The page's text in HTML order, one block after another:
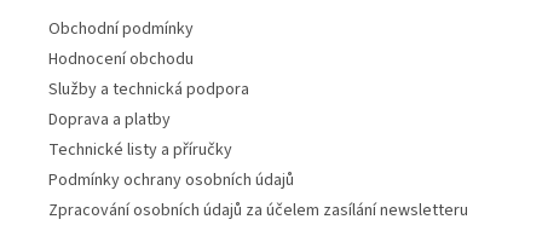
Obchodní podmínky
Hodnocení obchodu
Služby a technická podpora
Doprava a platby
Technické listy a příručky
Podmínky ochrany osobních údajů
Zpracování osobních údajů za účelem zasílání newsletteru